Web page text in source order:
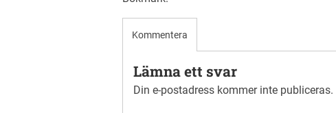
Kommentera
Lämna ett svar
Din e-postadress kommer inte publiceras.